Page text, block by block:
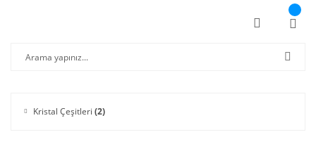
Kristal Çeşitleri (2)